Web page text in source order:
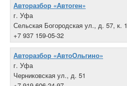
Авторазбор «Автоген»
г. Уфа
Сельская Богородская ул., д. 57, к. 1
+7 937 159-05-32
Авторазбор «АвтоОльгино»
г. Уфа
Черниковская ул., д. 51